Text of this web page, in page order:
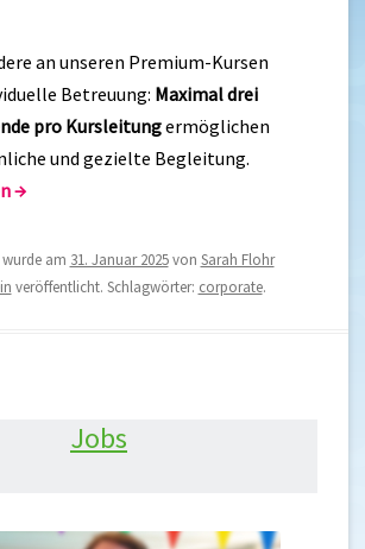
an unseren Premium-Kursen
Betreuung: Maximal drei
pro Kursleitungermöglichen
und gezielte Begleitung.
→
wurde am 31. Januar 2025von Sarah Flohr
veröffentlicht. Schlagwörter: corporate.
Jobs